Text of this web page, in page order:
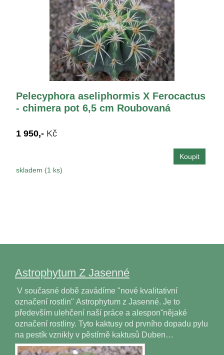
Pelecyphora aseliphormis X Ferocactus
- chimera pot 6,5 cm Roubovaná
1 950,- Kč
skladem (1 ks)
Astrophytum Z Jasenné
V současné době zavádíme "nové kvalitativní
označení rostlin" Astrophytum z Jasenné. Je to
především ulehčení naší práce a alesponˇnějaké
označení rostliny. Tyto kaktusy od prvního dopadu pylu
na pestík vznikly v pěstírně kaktusů Duben…